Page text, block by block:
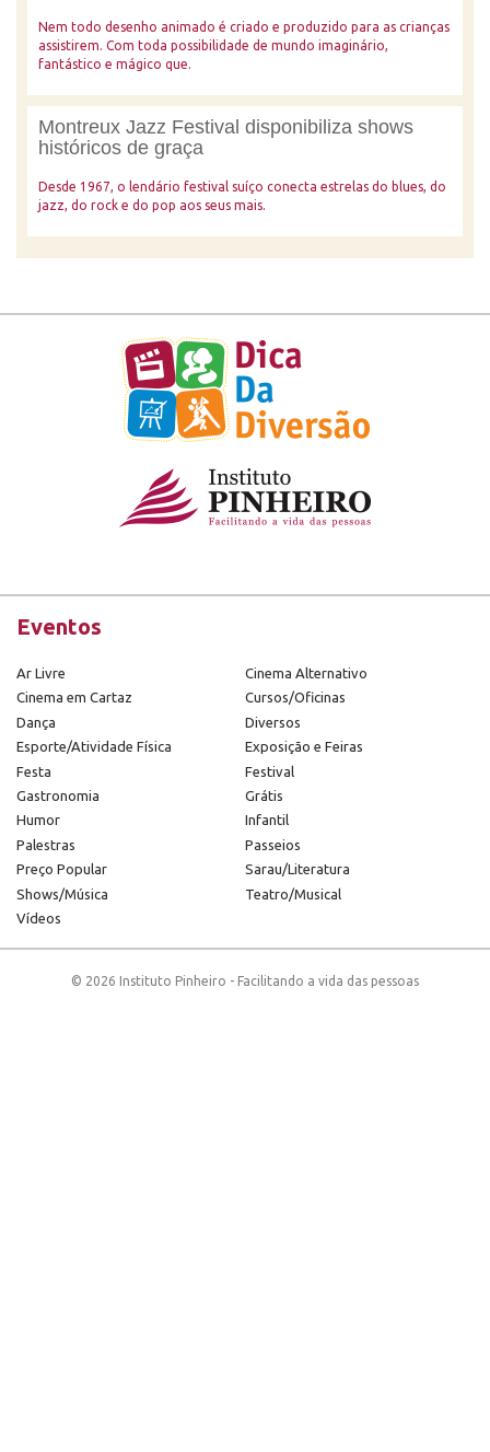
Nem todo desenho animado é criado e produzido para as crianças
assistirem. Com toda possibilidade de mundo imaginário,
fantástico e mágico que.
Montreux Jazz Festival disponibiliza shows
históricos de graça
Desde 1967, o lendário festival suíço conecta estrelas do blues, do
jazz, do rock e do pop aos seus mais.
Eventos
Ar Livre
Cinema Alternativo
Cinema em Cartaz
Cursos/Oficinas
Dança
Diversos
Esporte/Atividade Física
Exposição e Feiras
Festa
Festival
Gastronomia
Grátis
Humor
Infantil
Palestras
Passeios
Preço Popular
Sarau/Literatura
Shows/Música
Teatro/Musical
Vídeos
© 2026 Instituto Pinheiro - Facilitando a vida das pessoas